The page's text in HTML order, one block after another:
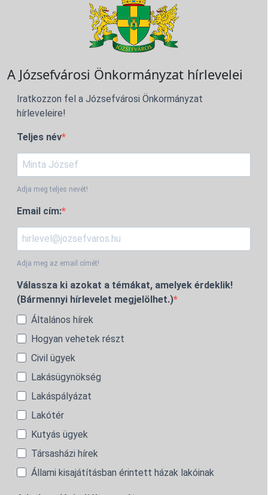
A Józsefvárosi Önkormányzat hírlevelei
Iratkozzon fel a Józsefvárosi Önkormányzat
hírleveleire!
Teljes név
Adja meg teljes nevét!
Email cím:
Adja meg az email címét!
Válassza ki azokat a témákat, amelyek érdeklik!
(Bármennyi hírlevelet megjelölhet.)
Általános hírek
Hogyan vehetek részt
Civil ügyek
Lakásügynökség
Lakáspályázat
Lakótér
Kutyás ügyek
Társasházi hírek
Állami kisajátításban érintett házak lakóinak